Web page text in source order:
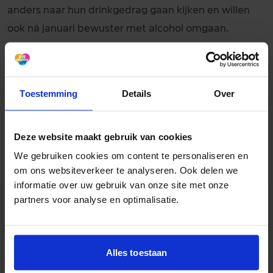
Toestemming Details Over
Deze website maakt gebruik van cookies
We gebruiken cookies om content te personaliseren en
om ons websiteverkeer te analyseren. Ook delen we
informatie over uw gebruik van onze site met onze
partners voor analyse en optimalisatie.
Alles toestaan
anders naar hun drinkgedrag gaan kijken en willen
ook ná januari bewuster met alcohol omgaan.
👉 Lees ons artikel
Na Dry January: hoe ga je verder?
houden.
gezonder leven?